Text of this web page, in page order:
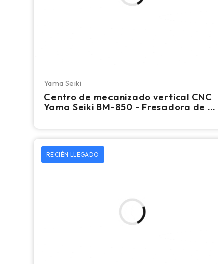
Yama Seiki
Centro de mecanizado vertical CNC
Yama Seiki BM-850 - Fresadora de 4.º
RECIÉN LLEGADO